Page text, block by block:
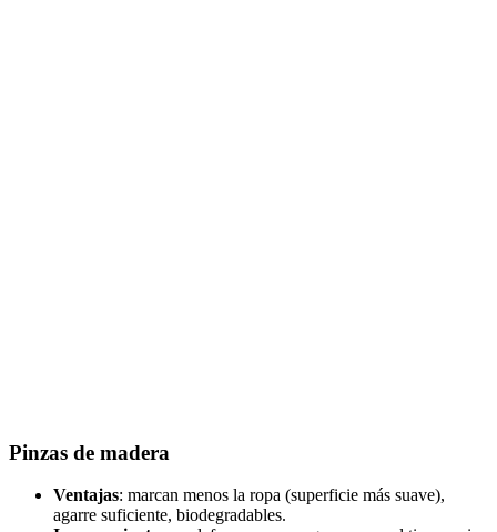
Pinzas de madera
Ventajas: marcan menos la ropa (superficie más suave),
agarre suficiente, biodegradables.